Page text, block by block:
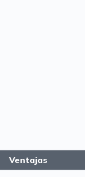
Ventajas